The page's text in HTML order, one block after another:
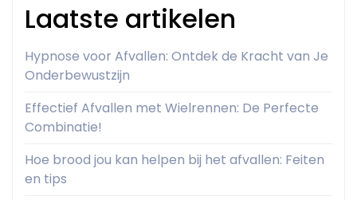
Laatste artikelen
Hypnose voor Afvallen: Ontdek de Kracht van Je
Onderbewustzijn
Effectief Afvallen met Wielrennen: De Perfecte
Combinatie!
Hoe brood jou kan helpen bij het afvallen: Feiten
en tips